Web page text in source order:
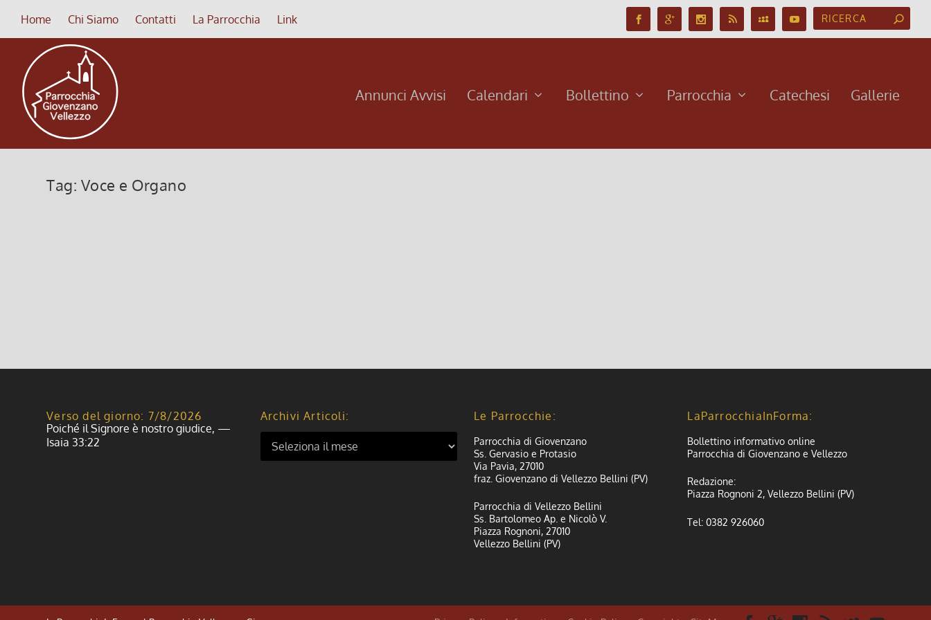
Home Chi Siamo Contatti La Parrocchia Link
Annunci Avvisi Calendari Bollettino Parrocchia Catechesi Gallerie
Tag: Voce e Organo
Verso del giorno: 7/8/2026
Poiché il Signore è nostro giudice, —
Isaia 33:22
Archivi Articoli: Le Parrocchie:
Parrocchia di Giovenzano
Ss. Gervasio e Protasio
Via Pavia, 27010
fraz. Giovenzano di Vellezzo Bellini (PV)
Parrocchia di Vellezzo Bellini
Ss. Bartolomeo Ap. e Nicolò V.
Piazza Rognoni, 27010
Vellezzo Bellini (PV)
LaParrocchiaInForma:
Bollettino informativo online
Parrocchia di Giovenzano e Vellezzo
Redazione:
Piazza Rognoni 2, Vellezzo Bellini (PV)
Tel: 0382 926060